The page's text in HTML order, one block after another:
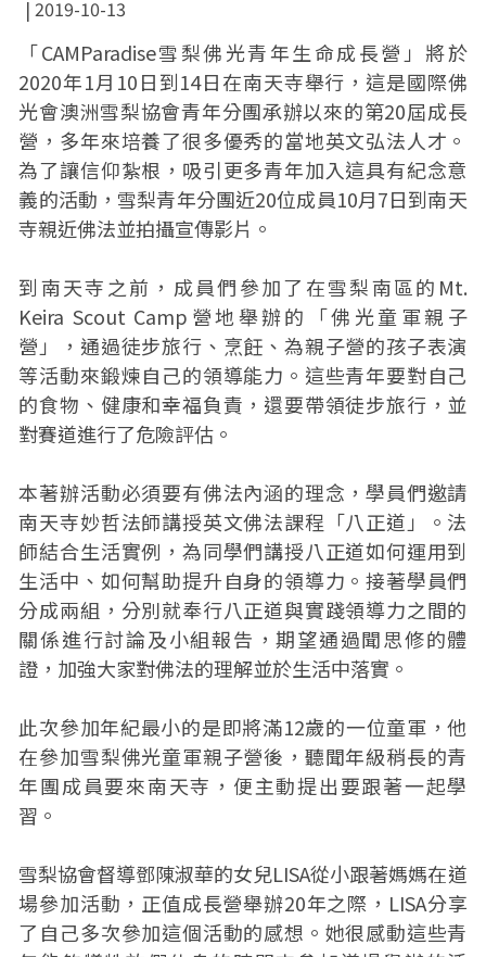
2019-10-13
「CAMParadise雪梨佛光青年生命成長營」將於
2020年1月10日到14日在南天寺舉行，這是國際佛
光會澳洲雪梨協會青年分團承辦以來的第20屆成長
營，多年來培養了很多優秀的當地英文弘法人才。
為了讓信仰紮根，吸引更多青年加入這具有紀念意
義的活動，雪梨青年分團近20位成員10月7日到南天
寺親近佛法並拍攝宣傳影片。
到南天寺之前，成員們參加了在雪梨南區的Mt.
Keira Scout Camp營地舉辦的「佛光童軍親子
營」，通過徒步旅行、烹飪、為親子營的孩子表演
等活動來鍛煉自己的領導能力。這些青年要對自己
的食物、健康和幸福負責，還要帶領徒步旅行，並
對賽道進行了危險評估。
本著辦活動必須要有佛法內涵的理念，學員們邀請
南天寺妙哲法師講授英文佛法課程「八正道」。法
師結合生活實例，為同學們講授八正道如何運用到
生活中、如何幫助提升自身的領導力。接著學員們
分成兩組，分別就奉行八正道與實踐領導力之間的
關係進行討論及小組報告，期望通過聞思修的體
證，加強大家對佛法的理解並於生活中落實。
此次參加年紀最小的是即將滿12歲的一位童軍，他
在參加雪梨佛光童軍親子營後，聽聞年級稍長的青
年團成員要來南天寺，便主動提出要跟著一起學
習。
雪梨協會督導鄧陳淑華的女兒LISA從小跟著媽媽在道
場參加活動，正值成長營舉辦20年之際，LISA分享
了自己多次參加這個活動的感想。她很感動這些青